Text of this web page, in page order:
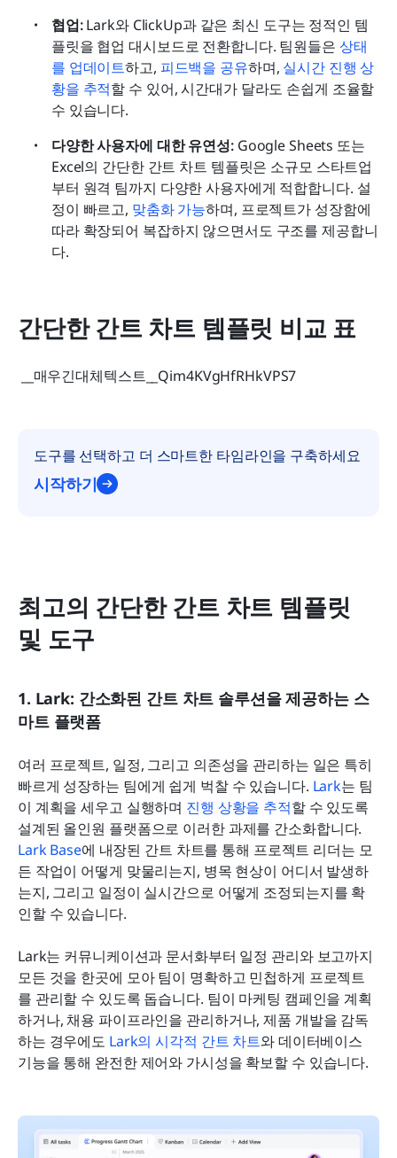
협업: Lark와 ClickUp과 같은 최신 도구는 정적인 템
플릿을 협업 대시보드로 전환합니다. 팀원들은 상태
를 업데이트하고, 피드백을 공유하며, 실시간 진행 상
황을 추적할 수 있어, 시간대가 달라도 손쉽게 조율할
수 있습니다.
다양한 사용자에 대한 유연성: Google Sheets 또는
Excel의 간단한 간트 차트 템플릿은 소규모 스타트업
부터 원격 팀까지 다양한 사용자에게 적합합니다. 설
정이 빠르고, 맞춤화 가능하며, 프로젝트가 성장함에
따라 확장되어 복잡하지 않으면서도 구조를 제공합니
다.
간단한 간트 차트 템플릿 비교 표
__매우긴대체텍스트__Qim4KVgHfRHkVPS7
도구를 선택하고 더 스마트한 타임라인을 구축하세요
시작하기
최고의 간단한 간트 차트 템플릿
및 도구
1. Lark: 간소화된 간트 차트 솔루션을 제공하는 스
마트 플랫폼
여러 프로젝트, 일정, 그리고 의존성을 관리하는 일은 특히
빠르게 성장하는 팀에게 쉽게 벅찰 수 있습니다. Lark는 팀
이 계획을 세우고 실행하며 진행 상황을 추적할 수 있도록
Lark Base에 내장된 간트 차트를 통해 프로젝트 리더는 모
든 작업이 어떻게 맞물리는지, 병목 현상이 어디서 발생하
는지, 그리고 일정이 실시간으로 어떻게 조정되는지를 확
인할 수 있습니다.
Lark는 커뮤니케이션과 문서화부터 일정 관리와 보고까지
모든 것을 한곳에 모아 팀이 명확하고 민첩하게 프로젝트
를 관리할 수 있도록 돕습니다. 팀이 마케팅 캠페인을 계획
하거나, 채용 파이프라인을 관리하거나, 제품 개발을 감독
하는 경우에도 Lark의 시각적 간트 차트와 데이터베이스
기능을 통해 완전한 제어와 가시성을 확보할 수 있습니다.